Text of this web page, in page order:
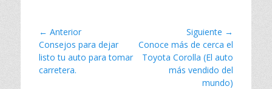
Navegación
de
entradas
← Anterior
Entrada
anterior:
Consejos para dejar
listo tu auto para tomar
carretera.
Siguiente →
Entrada
siguiente:
Conoce más de cerca el
Toyota Corolla (El auto
más vendido del
mundo)